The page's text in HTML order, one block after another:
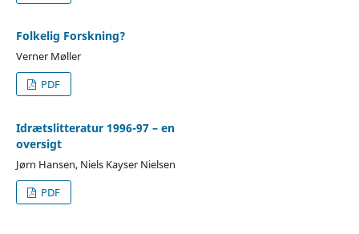
Folkelig Forskning?
Verner Møller
PDF
Idrætslitteratur 1996-97 – en
oversigt
Jørn Hansen, Niels Kayser Nielsen
PDF